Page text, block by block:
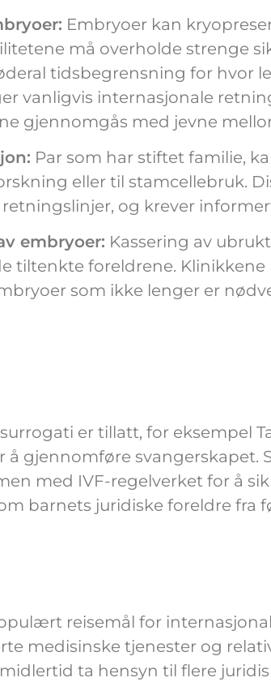
Embryoer kan
må overholde strenge
tidsbegrensning for hvor
vanligvis internasjonale
gjennomgås med jevne
Par som har stiftet familie,
eller til stamcellebruk.
og krever
embryoer: Kassering av
tiltenkte foreldrene.
som ikke lenger er
er tillatt, for eksempel
å gjennomføre svangerskapet.
med IVF-regelverket for å
barnets juridiske foreldre fra
reisemål for
medisinske tjenester og
ta hensyn til flere